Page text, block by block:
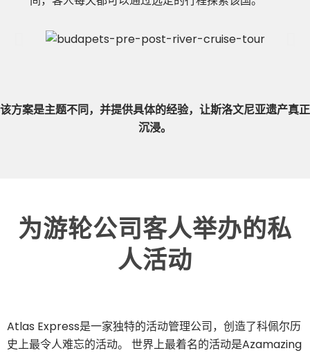
该方案是主题不同，并提供具体的经验，让斯洛文尼亚遗产真正
沉浸。
为游轮公司客人举办的私
人活动​
Atlas Express是一家独特的活动管理公司，创造了科佩尔历
史上最令人难忘的活动。 世界上最着名的活动是Azamazing